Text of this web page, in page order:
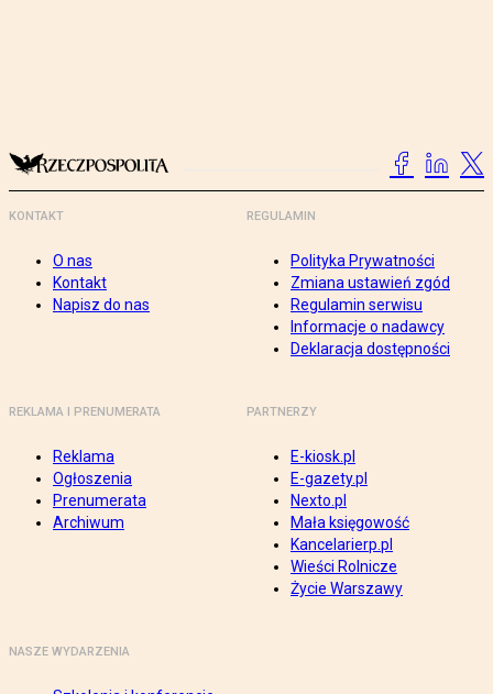
KONTAKT
O nas
Kontakt
Napisz do nas
REGULAMIN
Polityka Prywatności
Zmiana ustawień zgód
Regulamin serwisu
Informacje o nadawcy
Deklaracja dostępności
REKLAMA I PRENUMERATA
Reklama
Ogłoszenia
Prenumerata
Archiwum
PARTNERZY
E-kiosk.pl
E-gazety.pl
Nexto.pl
Mała księgowość
Kancelarierp.pl
Wieści Rolnicze
Życie Warszawy
NASZE WYDARZENIA